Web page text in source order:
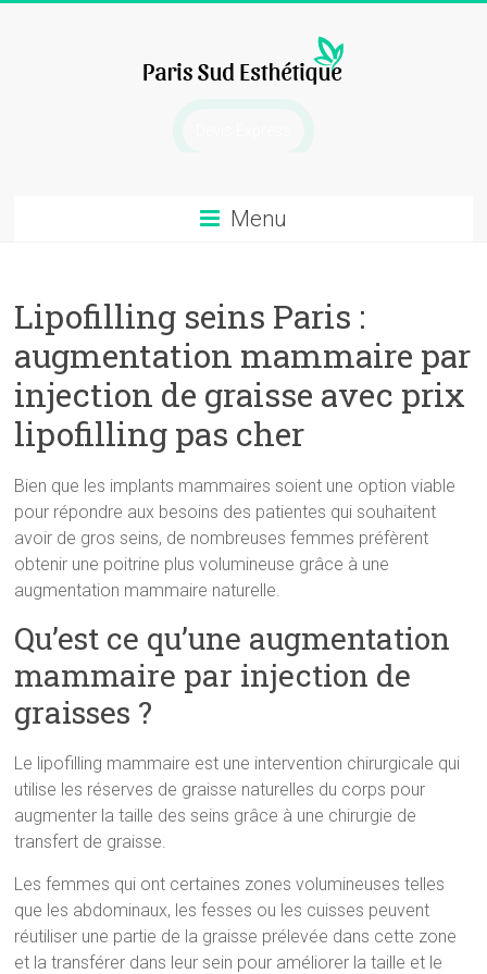
Menu
Lipofilling seins Paris :
augmentation mammaire par
injection de graisse avec prix
lipofilling pas cher
Bien que les implants mammaires soient une option viable
pour répondre aux besoins des patientes qui souhaitent
avoir de gros seins, de nombreuses femmes préfèrent
obtenir une poitrine plus volumineuse grâce à une
augmentation mammaire naturelle.
Qu’est ce qu’une augmentation
mammaire par injection de
graisses ?
Le lipofilling mammaire est une intervention chirurgicale qui
utilise les réserves de graisse naturelles du corps pour
augmenter la taille des seins grâce à une chirurgie de
transfert de graisse.
Les femmes qui ont certaines zones volumineuses telles
que les abdominaux, les fesses ou les cuisses peuvent
réutiliser une partie de la graisse prélevée dans cette zone
et la transférer dans leur sein pour améliorer la taille et le